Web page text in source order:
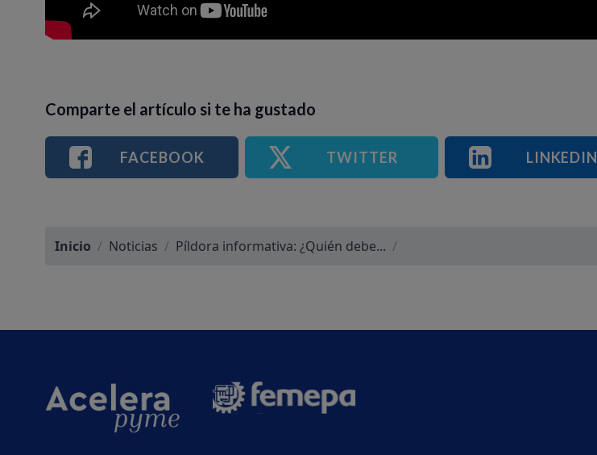
Comparte el artículo si te ha gustado
FACEBOOK TWITTER LINKEDIN
Inicio / Noticias / Píldora informativa: ¿Quién debe... /